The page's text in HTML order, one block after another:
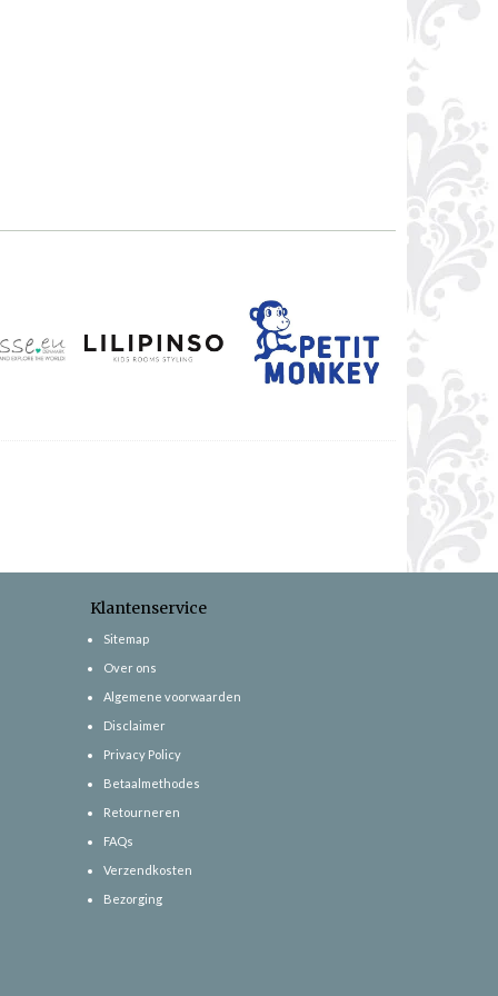
Klantenservice
Sitemap
Over ons
Algemene voorwaarden
Disclaimer
Privacy Policy
Betaalmethodes
Retourneren
FAQs
Verzendkosten
Bezorging